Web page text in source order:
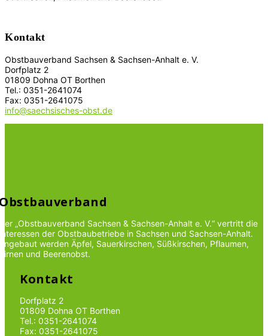
Kontakt
Obstbauverband Sachsen & Sachsen-Anhalt e. V.
Dorfplatz 2
01809 Dohna OT Borthen
Tel.: 0351-2641074
Fax: 0351-2641075
info@saechsisches-obst.de
„Obstbauverband Sachsen & Sachsen-Anhalt e. V.“ vertritt die
der Obstbaubetriebe in Sachsen und Sachsen-Anhalt.
werden Äpfel, Sauerkirschen, Süßkirschen, Pflaumen,
und Beerenobst.
Kontakt
Dorfplatz 2
01809 Dohna OT Borthen
Tel.: 0351-2641074
Fax: 0351-2641075